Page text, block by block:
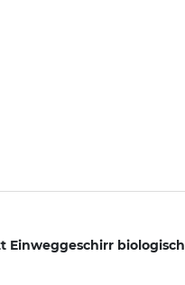
Einweggeschirr biologisch